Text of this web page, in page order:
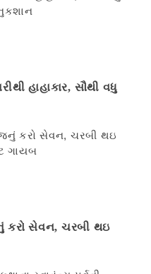
હાહાકાર, સૌથી વધુ
કરો સેવન, ચરબી થઇ